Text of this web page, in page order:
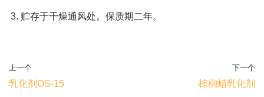
贮存于干燥通风处。保质期二年。
上一个
乳化剂OS-15
下一个
棕榈蜡乳化剂